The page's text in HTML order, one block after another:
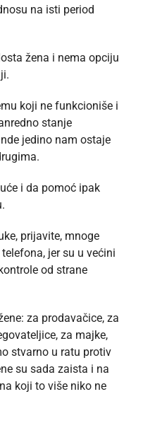
na isti period
žena i nema opciju
koji ne funkcioniše i
stanje
jedino nam ostaje
i da pomoć ipak
prijavite, mnoge
jer su u većini
od strane
za prodavačice, za
za majke,
stvarno u ratu protiv
su sada zaista i na
koji to više niko ne